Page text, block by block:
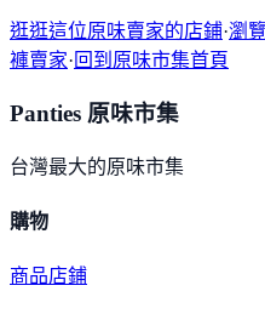
逛逛這位原味賣家的店鋪·瀏
褲賣家·回到原味市集首頁
Panties 原味市集
台灣最大的原味市集
購物
商品店鋪